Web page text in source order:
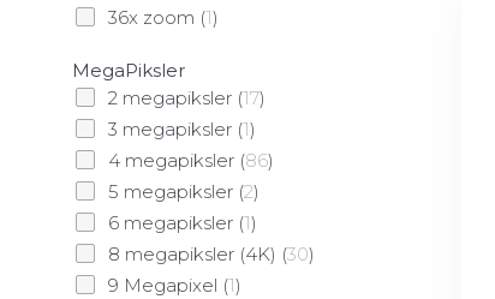
36x zoom (1)
MegaPiksler
2 megapiksler (17)
3 megapiksler (1)
4 megapiksler (86)
5 megapiksler (2)
6 megapiksler (1)
8 megapiksler (4K) (30)
9 Megapixel (1)